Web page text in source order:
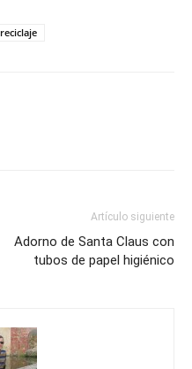
reciclaje
Artículo siguiente
Adorno de Santa Claus con
tubos de papel higiénico